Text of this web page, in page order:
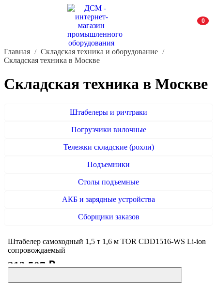
0
Главная
Складская техника и оборудование
Складская техника в Москве
Складская техника в Москве
Штабелеры и ричтраки
Погрузчики вилочные
Тележки складские (рохли)
Подъемники
Столы подъемные
АКБ и зарядные устройства
Сборщики заказов
Штабелер самоходный 1,5 т 1,6 м TOR CDD1516-WS Li-ion
сопровождаемый
213 507 ₽